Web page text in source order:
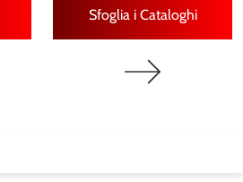
Sfoglia i Cataloghi